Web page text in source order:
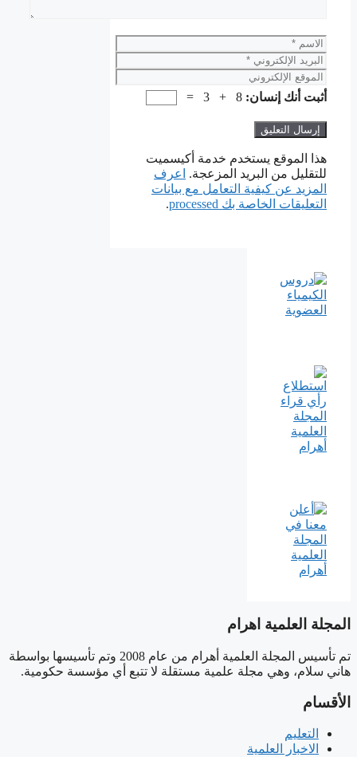
الاسم
البريد
الإلكتروني
الموقع
الإلكتروني
أثبت أنك إنسان: 8 + 3 =
هذا الموقع يستخدم خدمة أكيسميت
للتقليل من البريد المزعجة.
اعرف
المزيد عن كيفية التعامل مع بيانات
التعليقات الخاصة بك processed
.
المجلة العلمية اهرام
تم تأسيس المجلة العلمية أهرام من عام 2008 وتم تأسيسها بواسطة
هاني سلام، وهي مجلة علمية مستقلة لا تتبع أي مؤسسة حكومية.
الأقسام
التعليم
الاخبار العلمية